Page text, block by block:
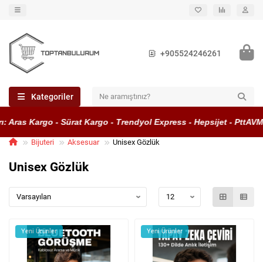
+905524246261
Kategoriler
Kargo - Sürat Kargo - Trendyol Express - Hepsijet - PttAVM
Bijuteri Aksesuar Unisex Gözlük
Unisex Gözlük
Yeni Ürünler Yeni Ürünler